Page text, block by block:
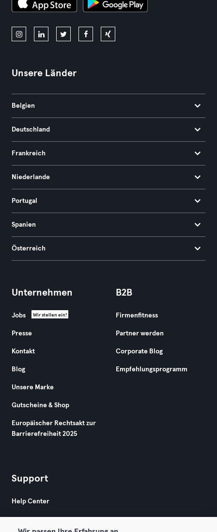
Unsere Länder
Belgien
Deutschland
Frankreich
Niederlande
Portugal
Spanien
Österreich
Unternehmen
Jobs Wir stellen ein!
Presse
Kontakt
Blog
Unsere Marke
Gutscheine & Shop
Europäischer Rechtsakt zur
Barrierefreiheit 2025
B2B
Firmenfitness
Partner werden
Corporate Blog
Empfehlungsprogramm
Support
Help Center